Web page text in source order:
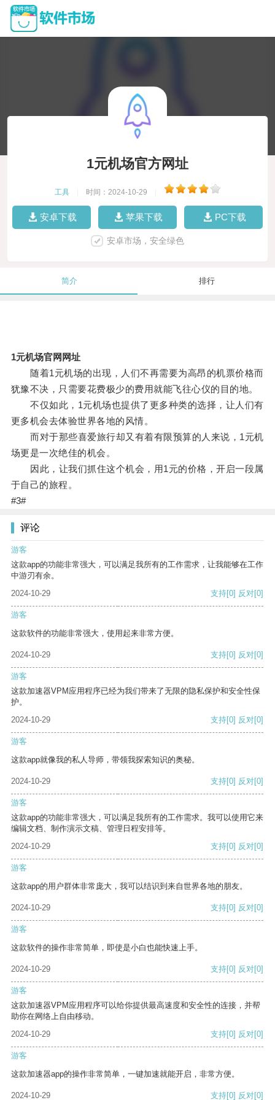
1元机场官方网址
工具 时间：2024-10-29
安卓下载 苹果下载 PC下载
安卓市场，安全绿色
简介 排行
1元机场官网网址
随着1元机场的出现，人们不再需要为高昂的机票价格而
犹豫不决，只需要花费极少的费用就能飞往心仪的目的地。
不仅如此，1元机场也提供了更多种类的选择，让人们有
更多机会去体验世界各地的风情。
而对于那些喜爱旅行却又有着有限预算的人来说，1元机
场更是一次绝佳的机会。
因此，让我们抓住这个机会，用1元的价格，开启一段属
于自己的旅程。
#3#
评论
游客
这款app的功能非常强大，可以满足我所有的工作需求，让我能够在工作
中游刃有余。
2024-10-29
支持[0] 反对[0]
游客
这款软件的功能非常强大，使用起来非常方便。
2024-10-29 支持[0] 反对[0]
游客
这款加速器VPM应用程序已经为我们带来了无限的隐私保护和安全性保
护。
2024-10-29
支持[0] 反对[0]
游客
这款app就像我的私人导师，带领我探索知识的奥秘。
2024-10-29 支持[0] 反对[0]
游客
这款app的功能非常强大，可以满足我所有的工作需求。我可以使用它来
编辑文档、制作演示文稿、管理日程安排等。
2024-10-29
支持[0] 反对[0]
游客
这款app的用户群体非常庞大，我可以结识到来自世界各地的朋友。
2024-10-29 支持[0] 反对[0]
游客
这款软件的操作非常简单，即使是小白也能快速上手。
2024-10-29 支持[0] 反对[0]
游客
这款加速器VPM应用程序可以给你提供最高速度和安全性的连接，并帮
助你在网络上自由移动。
2024-10-29
支持[0] 反对[0]
游客
这款加速器app的操作非常简单，一键加速就能开启，非常方便。
2024-10-29 支持[0] 反对[0]